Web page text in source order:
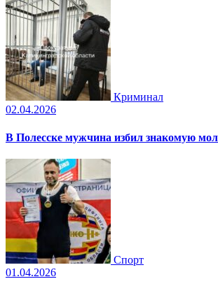
Криминал
02.04.2026
В Полесске мужчина избил знакомую
Спорт
01.04.2026